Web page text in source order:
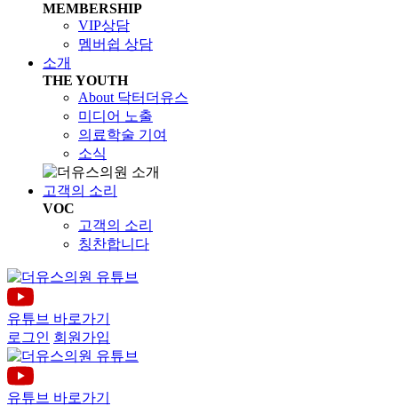
MEMBERSHIP
VIP상담
멤버쉽 상담
소개
THE YOUTH
About 닥터더유스
미디어 노출
의료학술 기여
소식
고객의 소리
VOC
고객의 소리
칭찬합니다
유튜브 바로가기
로그인 회원가입
유튜브 바로가기